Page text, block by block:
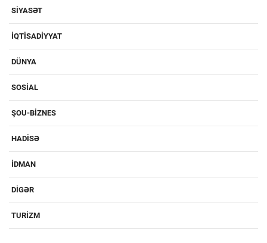
SIYASƏT
IQTISADIYYAT
DÜNYA
SOSIAL
ŞOU-BIZNES
HADISƏ
IDMAN
DIGƏR
TURIZM